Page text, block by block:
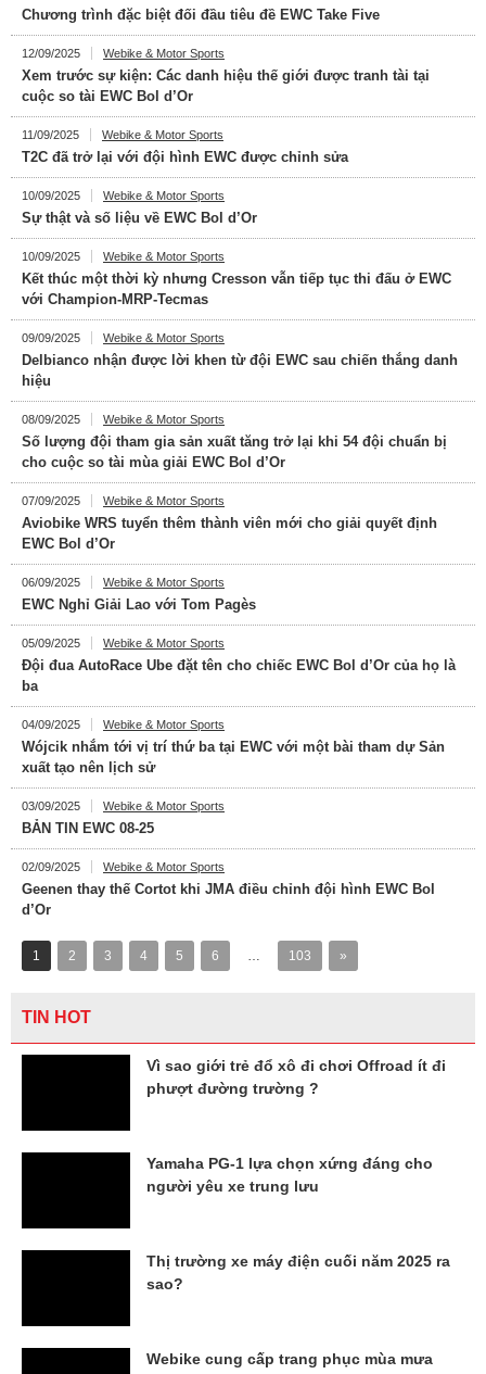
Chương trình đặc biệt đối đầu tiêu đề EWC Take Five
12/09/2025 Webike & Motor Sports
Xem trước sự kiện: Các danh hiệu thế giới được tranh tài tại
cuộc so tài EWC Bol d’Or
11/09/2025 Webike & Motor Sports
T2C đã trở lại với đội hình EWC được chỉnh sửa
10/09/2025 Webike & Motor Sports
Sự thật và số liệu về EWC Bol d’Or
10/09/2025 Webike & Motor Sports
Kết thúc một thời kỳ nhưng Cresson vẫn tiếp tục thi đấu ở EWC
với Champion-MRP-Tecmas
09/09/2025 Webike & Motor Sports
Delbianco nhận được lời khen từ đội EWC sau chiến thắng danh
hiệu
08/09/2025 Webike & Motor Sports
Số lượng đội tham gia sản xuất tăng trở lại khi 54 đội chuẩn bị
cho cuộc so tài mùa giải EWC Bol d’Or
07/09/2025 Webike & Motor Sports
Aviobike WRS tuyển thêm thành viên mới cho giải quyết định
EWC Bol d’Or
06/09/2025 Webike & Motor Sports
EWC Nghỉ Giải Lao với Tom Pagès
05/09/2025 Webike & Motor Sports
Đội đua AutoRace Ube đặt tên cho chiếc EWC Bol d’Or của họ là
ba
04/09/2025 Webike & Motor Sports
Wójcik nhắm tới vị trí thứ ba tại EWC với một bài tham dự Sản
xuất tạo nên lịch sử
03/09/2025 Webike & Motor Sports
BẢN TIN EWC 08-25
02/09/2025 Webike & Motor Sports
Geenen thay thế Cortot khi JMA điều chỉnh đội hình EWC Bol
d’Or
1 2 3 4 5 6 … 103 »
TIN HOT
Vì sao giới trẻ đổ xô đi chơi Offroad ít đi
phượt đường trường ?
Yamaha PG-1 lựa chọn xứng đáng cho
người yêu xe trung lưu
Thị trường xe máy điện cuối năm 2025 ra
sao?
Webike cung cấp trang phục mùa mưa